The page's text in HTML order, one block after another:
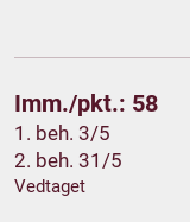
Imm./pkt.: 58
1. beh. 3/5
2. beh. 31/5
Vedtaget